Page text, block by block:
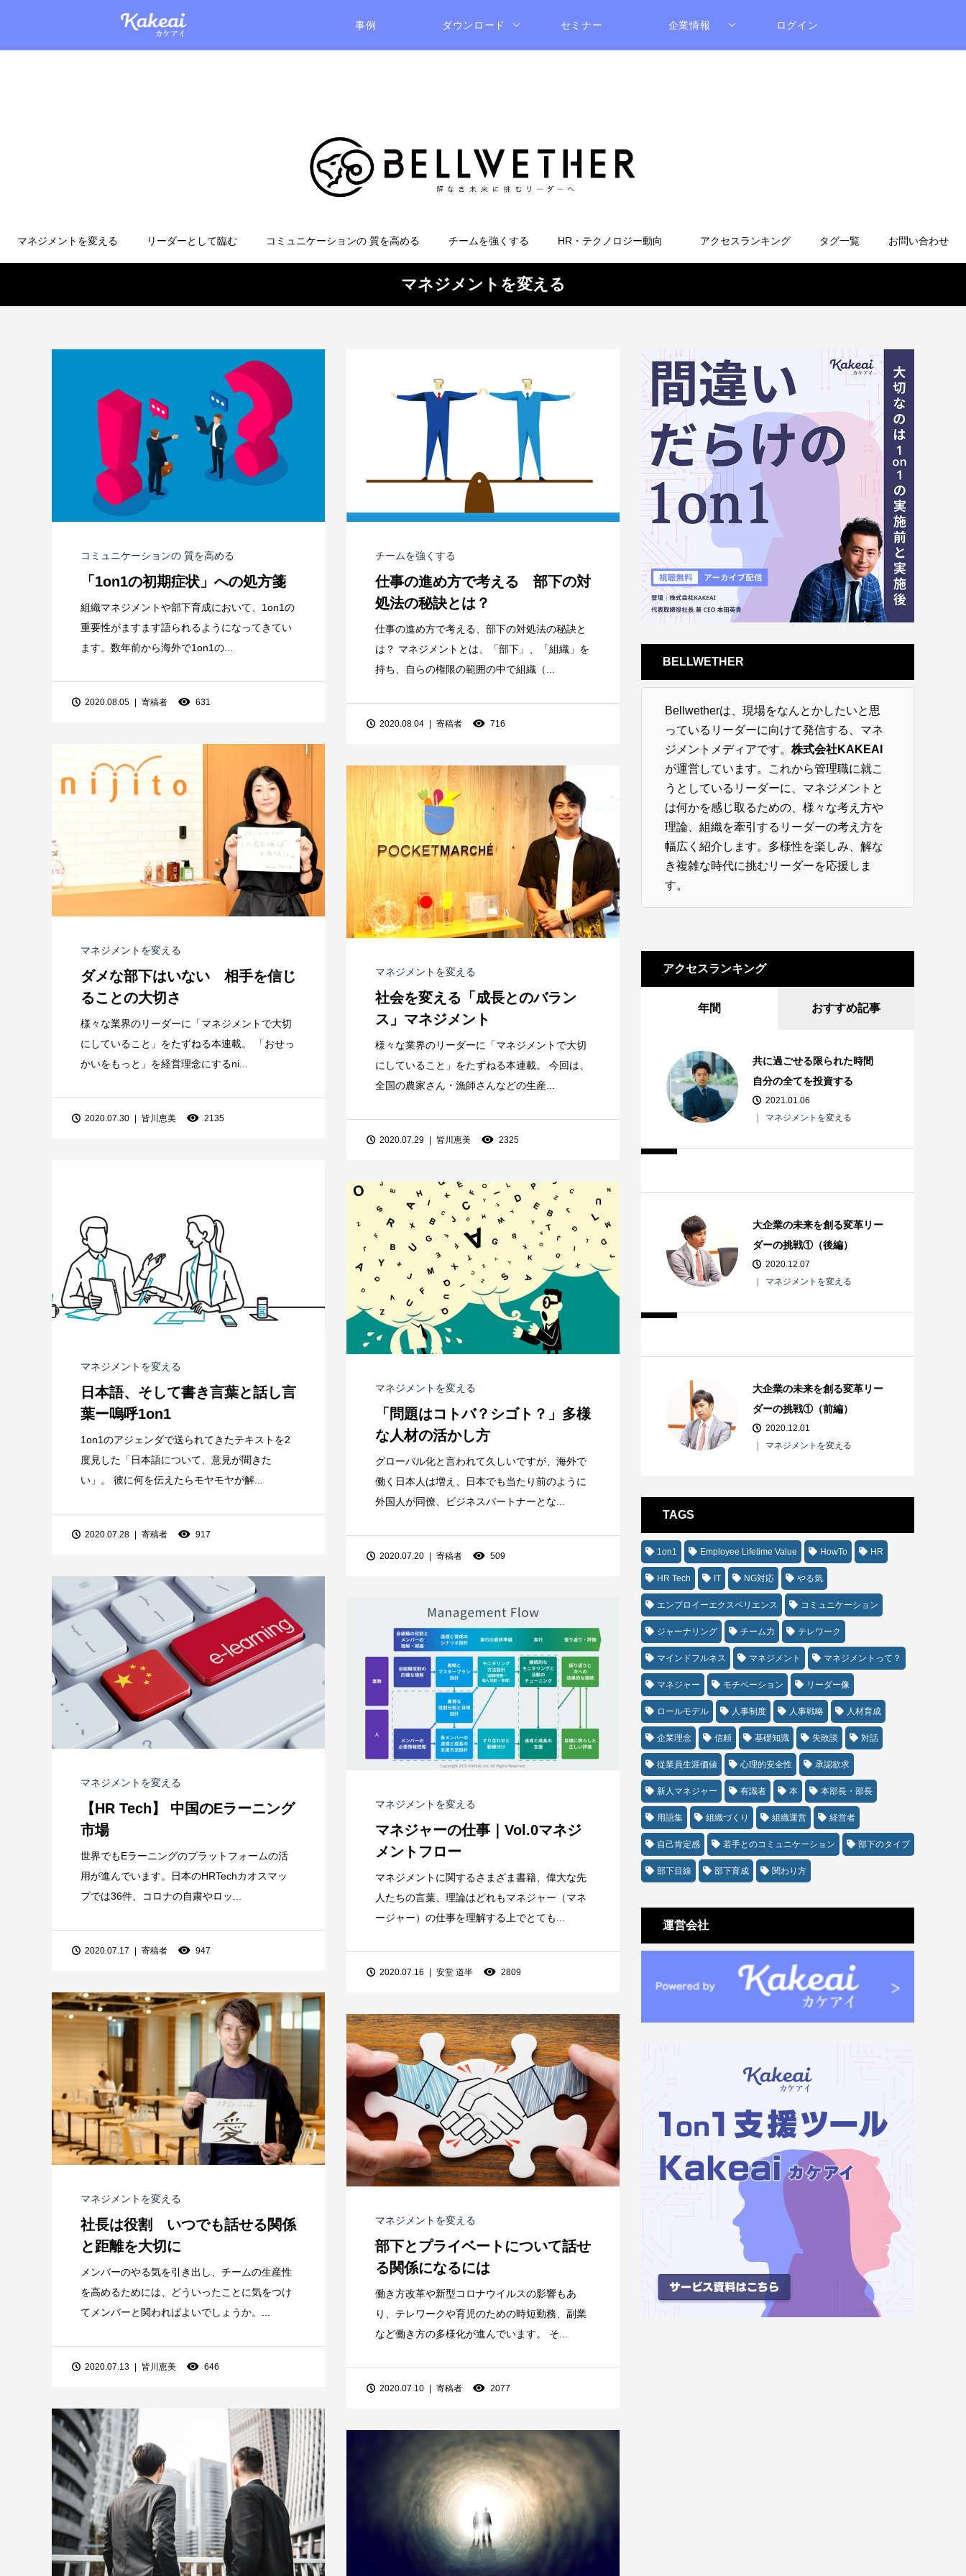
事例 ダウンロード セミナー 企業情報 ログイン
マネジメントを変える リーダーとして臨む コミュニケーションの 質を高める チームを強くする HR・テクノロジー動向 アクセスランキング タグ一覧 お問い合わせ
マネジメントを変える
コミュニケーションの 質を高める
「1on1の初期症状」への処方箋
組織マネジメントや部下育成において、1on1の
重要性がますます語られるようになってきてい
ます。数年前から海外で1on1の...
2020.08.05 寄稿者 631
チームを強くする
仕事の進め方で考える 部下の対
処法の秘訣とは？
仕事の進め方で考える、部下の対処法の秘訣と
は？ マネジメントとは、「部下」、「組織」を
持ち、自らの権限の範囲の中で組織（...
2020.08.04 寄稿者 716
マネジメントを変える
ダメな部下はいない 相手を信じ
ることの大切さ
様々な業界のリーダーに「マネジメントで大切
にしていること」をたずねる本連載。 「おせっ
かいをもっと」を経営理念にするni...
2020.07.30 皆川恵美 2135
マネジメントを変える
社会を変える「成長とのバラン
ス」マネジメント
様々な業界のリーダーに「マネジメントで大切
にしていること」をたずねる本連載。 今回は、
全国の農家さん・漁師さんなどの生産...
2020.07.29 皆川恵美 2325
マネジメントを変える
日本語、そして書き言葉と話し言
葉ー嗚呼1on1
1on1のアジェンダで送られてきたテキストを2
度見した「日本語について、意見が聞きた
い」。 彼に何を伝えたらモヤモヤが解...
2020.07.28 寄稿者 917
マネジメントを変える
「問題はコトバ？シゴト？」多様
な人材の活かし方
グローバル化と言われて久しいですが、海外で
働く日本人は増え、日本でも当たり前のように
外国人が同僚、ビジネスパートナーとな...
2020.07.20 寄稿者 509
マネジメントを変える
【HR Tech】 中国のEラーニング
市場
世界でもEラーニングのプラットフォームの活
用が進んでいます。日本のHRTechカオスマッ
プでは36件、コロナの自粛やロッ...
2020.07.17 寄稿者 947
マネジメントを変える
マネジャーの仕事｜Vol.0マネジ
メントフロー
マネジメントに関するさまざま書籍、偉大な先
人たちの言葉、理論はどれもマネジャー（マネ
ージャー）の仕事を理解する上でとても...
2020.07.16 安堂 道半 2809
マネジメントを変える
社長は役割 いつでも話せる関係
と距離を大切に
メンバーのやる気を引き出し、チームの生産性
を高めるためには、どういったことに気をつけ
てメンバーと関わればよいでしょうか。...
2020.07.13 皆川恵美 646
マネジメントを変える
部下とプライベートについて話せ
る関係になるには
働き方改革や新型コロナウイルスの影響もあ
り、テレワークや育児のための時短勤務、副業
など働き方の多様化が進んでいます。 そ...
2020.07.10 寄稿者 2077
BELLWETHER
Bellwetherは、現場をなんとかしたいと思
っているリーダーに向けて発信する、マネ
ジメントメディアです。 株式会社KAKEAI
が運営しています。これから管理職に就こ
うとしているリーダーに、マネジメントと
は何かを感じ取るための、様々な考え方や
理論、組織を牽引するリーダーの考え方を
幅広く紹介します。多様性を楽しみ、解な
き複雑な時代に挑むリーダーを応援しま
す。
アクセスランキング
年間 おすすめ記事
共に過ごせる限られた時間
自分の全てを投資する
2021.01.06
マネジメントを変える
大企業の未来を創る変革リー
ダーの挑戦①（後編）
2020.12.07
マネジメントを変える
大企業の未来を創る変革リー
ダーの挑戦①（前編）
2020.12.01
マネジメントを変える
TAGS
1on1 Employee Lifetime Value HowTo HR
HR Tech IT NG対応 やる気
エンプロイーエクスペリエンス コミュニケーション
ジャーナリング チーム力 テレワーク
マインドフルネス マネジメント マネジメントって？
マネジャー モチベーション リーダー像
ロールモデル 人事制度 人事戦略 人材育成
企業理念 信頼 基礎知識 失敗談 対話
従業員生涯価値 心理的安全性 承認欲求
新人マネジャー 有識者 本 本部長・部長
用語集 組織づくり 組織運営 経営者
自己肯定感 若手とのコミュニケーション 部下のタイプ
部下目線 部下育成 関わり方
運営会社